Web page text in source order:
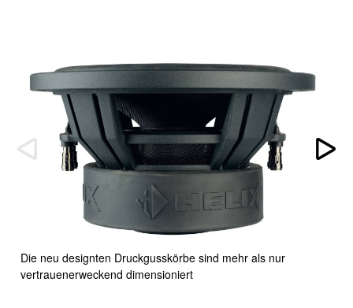
Die neu designten Druckgusskörbe sind mehr als nur
vertrauenerweckend dimensioniert